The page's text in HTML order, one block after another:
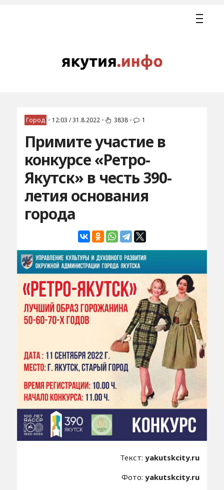
Город • 12:03 / 31.8.2022 • 3838 • 1
Примите участие в
конкурсе «Ретро-
Якутск» в честь 390-
летия основания
города
Текст:yakutskcity.ru
Фото:yakutskcity.ru